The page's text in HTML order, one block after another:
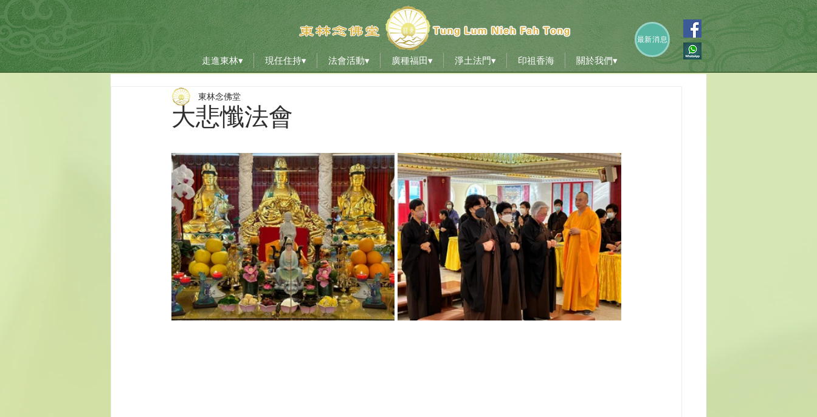
走進東林▾ 現任住持▾ 法會活動▾ 廣種福田▾ 淨土法門▾ 印祖香海 關於我們▾
走進東林▾ 現任住持▾ 法會活動▾ 廣種福田▾ 淨土法門▾ 印祖香海 關於我們▾
最新消息
大悲懺法會
東林念佛堂